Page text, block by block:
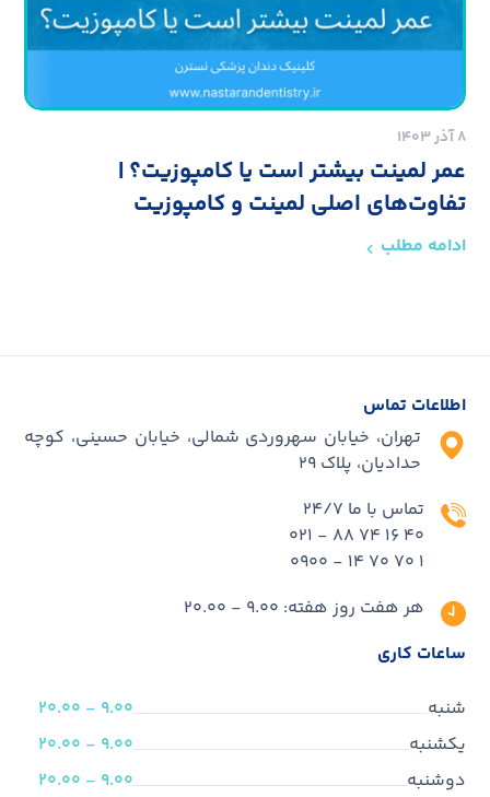
۸ آذر ۱۴۰۳
عمر لمینت بیشتر است یا کامپوزیت؟ |
تفاوت‌های اصلی لمینت و کامپوزیت
ادامه مطلب
اطلاعات تماس
تهران، خیابان سهروردی شمالی، خیابان حسینی، کوچه
حدادیان، پلاک ۲۹
تماس با ما 24/7
40 16 74 88 - 021
1 70 70 14 - 0900
هر هفت روز هفته: 9.00 - 20.00
ساعات کاری
شنبه
9.00 - 20.00
یکشنبه
9.00 - 20.00
دوشنبه
9.00 - 20.00